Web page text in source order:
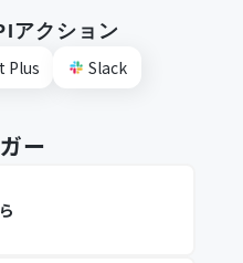
アクション
Plus Slack
ー